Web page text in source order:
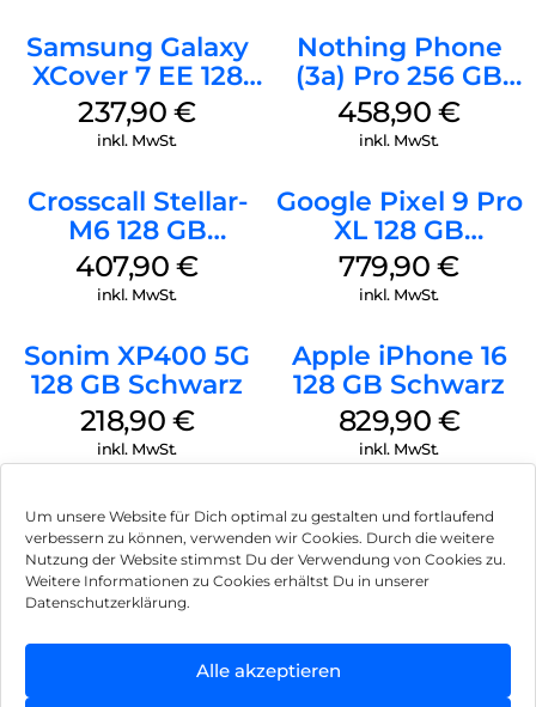
Um unsere Website für Dich optimal zu gestalten und fortlaufend
verbessern zu können, verwenden wir Cookies. Durch die weitere
Nutzung der Website stimmst Du der Verwendung von Cookies zu.
Weitere Informationen zu Cookies erhältst Du in unserer
Datenschutzerklärung.
Alle akzeptieren
Samsung Galaxy
XCover 7 EE 128
GB Black
237,90€
inkl. MwSt.
Nothing Phone
(3a) Pro 256 GB
Grey
458,90€
inkl. MwSt.
Crosscall Stellar-
M6 128 GB
Schwarz
407,90€
inkl. MwSt.
Google Pixel 9 Pro
XL 128 GB
Obsidian
779,90€
inkl. MwSt.
Sonim XP400 5G
128 GB Schwarz
218,90 €
inkl. MwSt.
Apple iPhone 16
128 GB Schwarz
829,90 €
inkl. MwSt.
Impressum
Können wir Dir behilflich sein?